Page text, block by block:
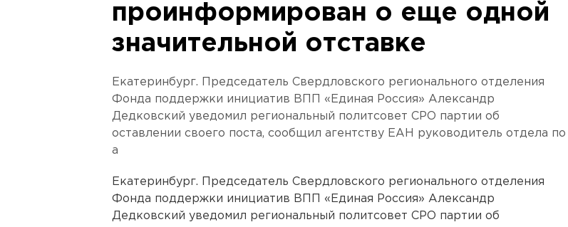
проинформирован о еще одной
значительной отставке
Екатеринбург. Председатель Свердловского регионального отделения
Фонда поддержки инициатив ВПП «Единая Россия» Александр
Дедковский уведомил региональный политсовет СРО партии об
оставлении своего поста, сообщил агентству ЕАН руководитель отдела по
а
Екатеринбург. Председатель Свердловского регионального отделения
Фонда поддержки инициатив ВПП «Единая Россия» Александр
Дедковский уведомил региональный политсовет СРО партии об